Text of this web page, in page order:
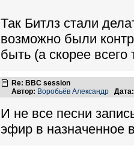
Так Битлз стали
возможно были
быть (а скорее
Re: BBC session
Автор: Воробьёв Александр Дата:
И не все песни
эфир в назначенное